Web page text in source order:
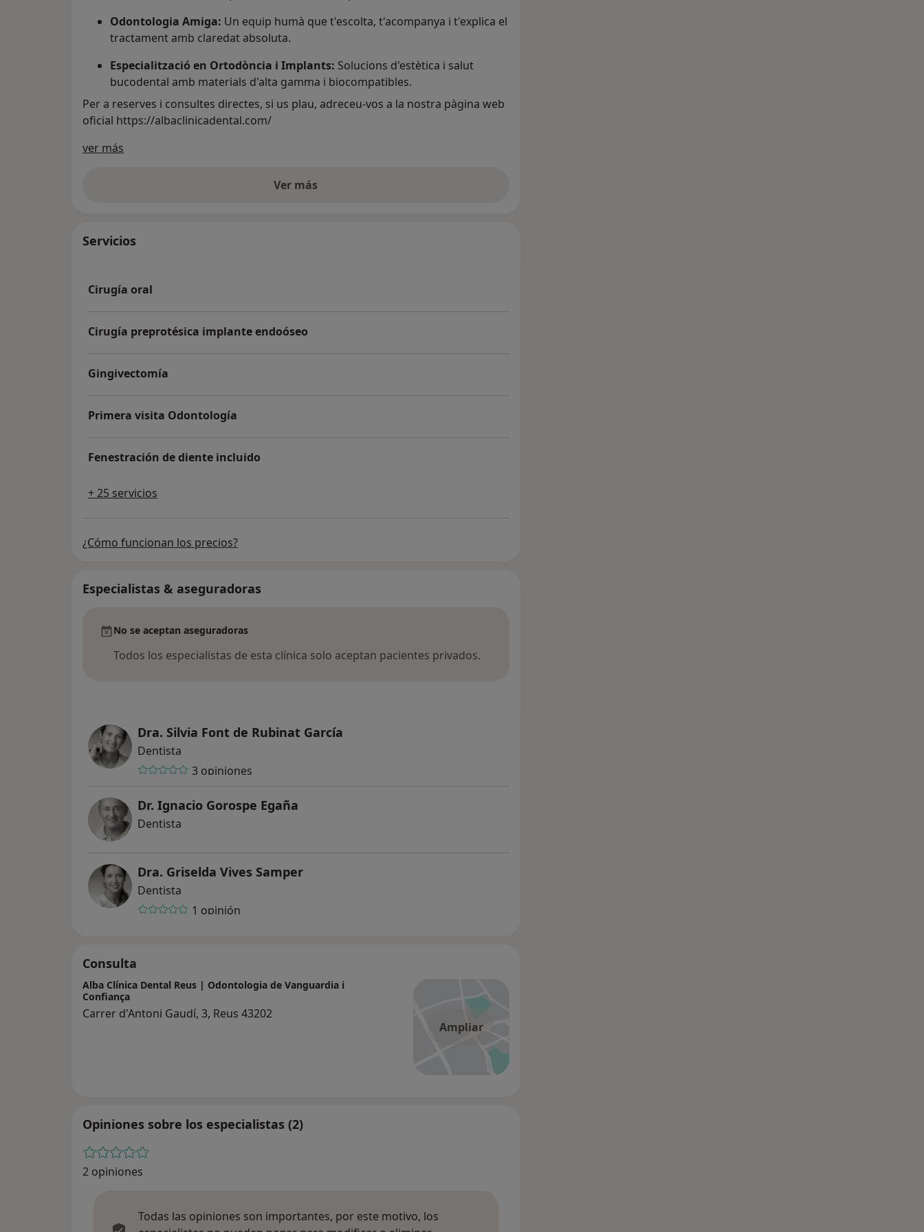
Odontologia Amiga: Un equip humà que t'escolta, t'acompanya i t'explica el
tractament amb claredat absoluta.
Especialització en Ortodòncia i Implants: Solucions d'estètica i salut
bucodental amb materials d'alta gamma i biocompatibles.
Per a reserves i consultes directes, si us plau, adreceu-vos a la nostra pàgina web
oficial https://albaclinicadental.com/
ver más
Ver más
Servicios
Cirugía oral
Cirugía preprotésica implante endoóseo
Gingivectomía
Primera visita Odontología
Fenestración de diente incluido
+ 25 servicios
¿Cómo funcionan los precios?
Especialistas & aseguradoras
No se aceptan aseguradoras
Todos los especialistas de esta clínica solo aceptan pacientes privados.
Dra. Silvia Font de Rubinat García
Dentista
3 opiniones
Dr. Ignacio Gorospe Egaña
Dentista
Dra. Griselda Vives Samper
Dentista
1 opinión
Consulta
Ampliar
Alba Clínica Dental Reus | Odontologia de Vanguardia i
Confiança
Carrer d'Antoni Gaudí, 3, Reus 43202
Opiniones sobre los especialistas (2)
2 opiniones
Todas las opiniones son importantes, por este motivo, los